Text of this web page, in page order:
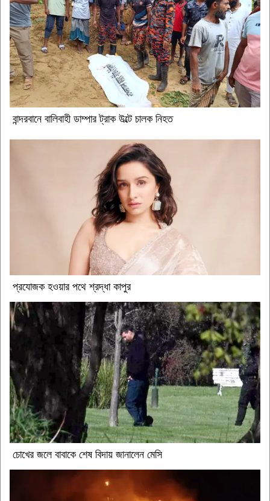
বান্দরবানে বালিবাহী ডাম্পার ট্রাক উল্টে চালক নিহত
প্রযোজক হওয়ার পথে শ্রদ্ধা কাপুর
চোখের জলে বাবাকে শেষ বিদায় জানালেন মেসি